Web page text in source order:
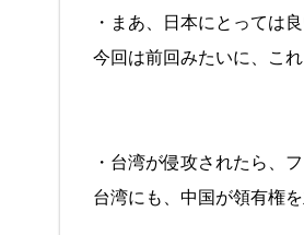
・まあ、日本にとっては良
今回は前回みたいに、こ
・台湾が侵攻されたら、
台湾にも、中国が領有権